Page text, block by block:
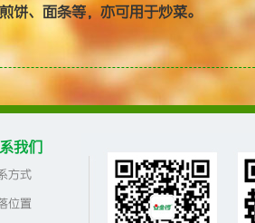
饼、面条等，亦可用于炒菜。
我们
方式
位置